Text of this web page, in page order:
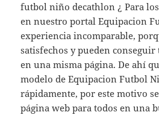
futbol niño decathlon ¿ Para
en nuestro portal Equipacion
experiencia incomparable,
satisfechos y pueden conseguir
en una misma página. De ahí
modelo de Equipacion Futbol
rápidamente, por este motivo
página web para todos en una